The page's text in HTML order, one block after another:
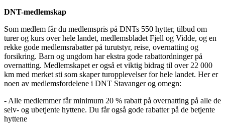
DNT-medlemskap
Som medlem får du medlemspris på DNTs 550 hytter, tilbud om
turer og kurs over hele landet, medlemsbladet Fjell og Vidde, og en
rekke gode medlemsrabatter på turutstyr, reise, overnatting og
forsikring. Barn og ungdom har ekstra gode rabattordninger på
overnatting. Medlemskapet er også et viktig bidrag til over 22 000
km med merket sti som skaper turopplevelser for hele landet. Her er
noen av medlemsfordelene i DNT Stavanger og omegn:
- Alle medlemmer får minimum 20 % rabatt på overnatting på alle de
selv- og ubetjente hyttene. Du får også gode rabatter på de betjente
hyttene